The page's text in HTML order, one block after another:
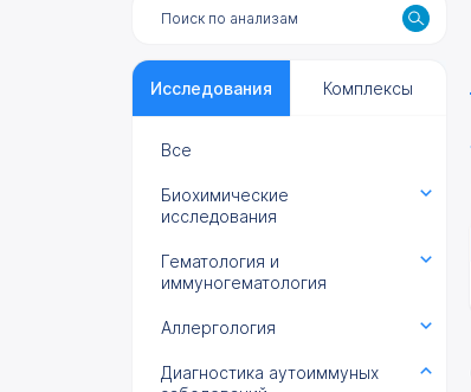
Исследования Комплексы
Все
Биохимические
исследования
Гематология и
иммуногематология
Аллергология
Диагностика аутоиммуных